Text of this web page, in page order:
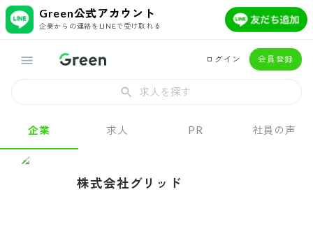
Green公式アカウント
企業からの連絡をLINEで受け取れる
ログイン 会員登録
求人を探す
企業 求人 PR 社員の声
株式会社グリッド